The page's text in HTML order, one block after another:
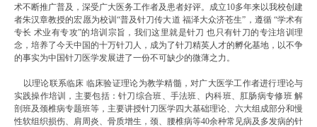
术不断推广普及，深受广大医务工作者及患者好评。成立10多年来以我校创建
者朱汉章教授的宏愿为校训“普及针刀传大道 福泽大众济苍生”，遵循“学术有
专长 术业有专攻”的培训宗旨，我们这里就是针刀 也只有针刀的专注培训理
念，培养了今天中国的十万针刀人，成为了针刀精英人才的孵化基地，以不争
的事实为中国针刀医学发展进了一份不可缺少的微薄之力。
以理论联系临床 临床验证理论为教学精髓，对广大医学工作者进行理论与
实践操作培训，主要包括：针刀综合班、手法班、内科班、肛肠病专修班 解
剖班及颈椎病专题班等，主要讲授针刀医学四大基础理论、六大组成部分和慢
性软组织损伤、肩周炎、骨质增生，颈、腰椎病等40余种常见病及多发病的针